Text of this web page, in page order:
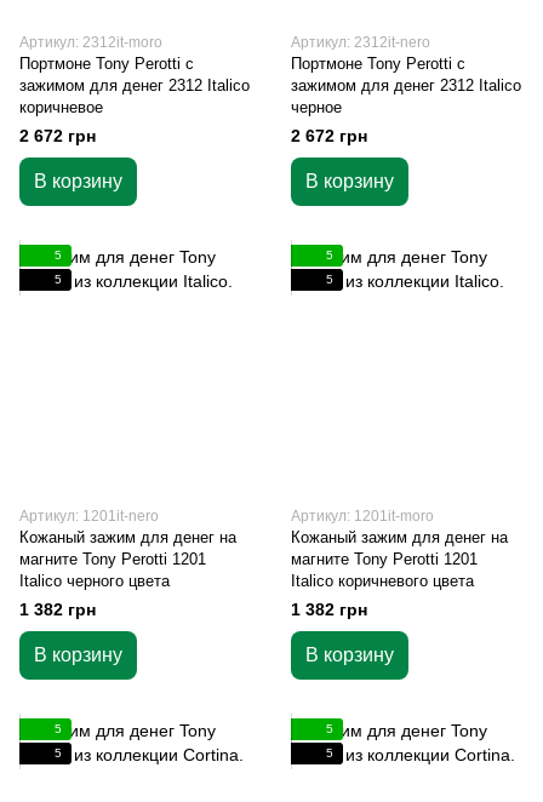
Артикул: 2312it-moro
Портмоне Tony Perotti с
зажимом для денег 2312 Italico
коричневое
2 672 грн
В корзину
Артикул: 2312it-nero
Портмоне Tony Perotti с
зажимом для денег 2312 Italico
черное
2 672 грн
В корзину
5
5
Артикул: 1201it-nero
Кожаный зажим для денег на
магните Tony Perotti 1201
Italico черного цвета
1 382 грн
В корзину
5
5
Артикул: 1201it-moro
Кожаный зажим для денег на
магните Tony Perotti 1201
Italico коричневого цвета
1 382 грн
В корзину
5
5
5
5